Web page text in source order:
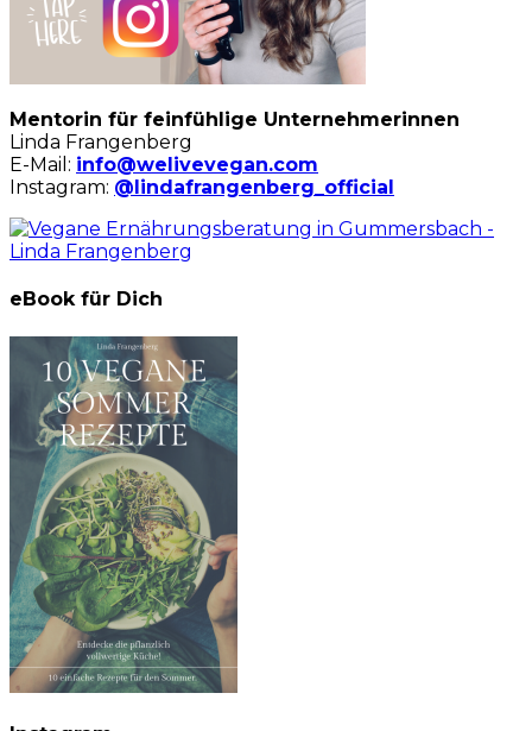
Mentorin für feinfühlige Unternehmerinnen
Linda Frangenberg
E-Mail: info@welivevegan.com
Instagram: @lindafrangenberg_official
eBook für Dich